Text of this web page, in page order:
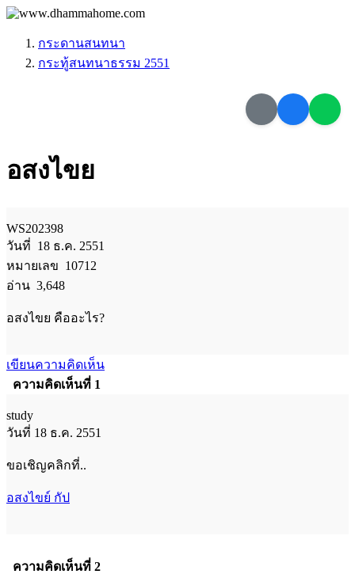
กระดานสนทนา
กระทู้สนทนาธรรม 2551
อสงไขย
WS202398
วันที่ 18 ธ.ค. 2551
หมายเลข 10712
อ่าน 3,648
อสงไขย คืออะไร?
เขียนความคิดเห็น
ความคิดเห็นที่ 1
study
วันที่ 18 ธ.ค. 2551
ขอเชิญคลิกที่..
อสงไขย์ กัป
ความคิดเห็นที่ 2